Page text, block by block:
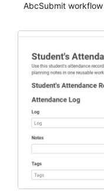
AbcSubmit